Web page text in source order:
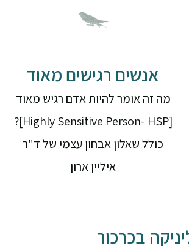
אנשים רגישים מאוד
מה זה אומר להיות אדם רגיש מאוד
[Highly Sensitive Person- HSP]?
כולל שאלון אבחון עצמי של ד"ר
איליין ארון
בכרכור